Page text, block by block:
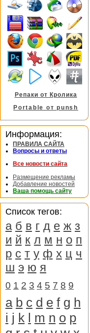
Репаки от Кролика
Portable от punsh
Информация:
ПРАВИЛА САЙТА
Вопросы и ответы
Все новости сайта
Размещение рекламы
Добавление новостей
Ваша помощь сайту
Список тегов:
а б в г д е ж з
и й к л м н о п
р с т у ф х ц ч
ш э ю я
0 1 2 3 4 5 7 8 9
a b c d e f g h
i j k l m n o p